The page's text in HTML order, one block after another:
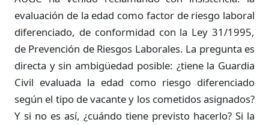
evaluación de la edad como factor de riesgo laboral
diferenciado, de conformidad con la Ley 31/1995,
de Prevención de Riesgos Laborales. La pregunta es
directa y sin ambigüedad posible: ¿tiene la Guardia
Civil evaluada la edad como riesgo diferenciado
según el tipo de vacante y los cometidos asignados?
Y si no es así, ¿cuándo tiene previsto hacerlo? Si la